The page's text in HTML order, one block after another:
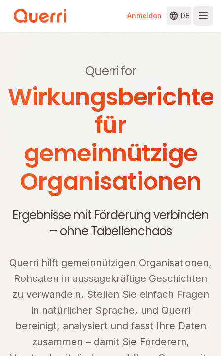
Anmelden DE
Querri for
Wirkungsberichte
für
gemeinnützige
Organisationen
Ergebnisse mit Förderung verbinden
– ohne Tabellenchaos
Querri hilft gemeinnützigen Organisationen,
Rohdaten in aussagekräftige Geschichten
zu verwandeln. Stellen Sie einfach Fragen
in natürlicher Sprache, und Querri
bereinigt, analysiert und fasst Ihre Daten
zusammen – damit Sie Förderern,